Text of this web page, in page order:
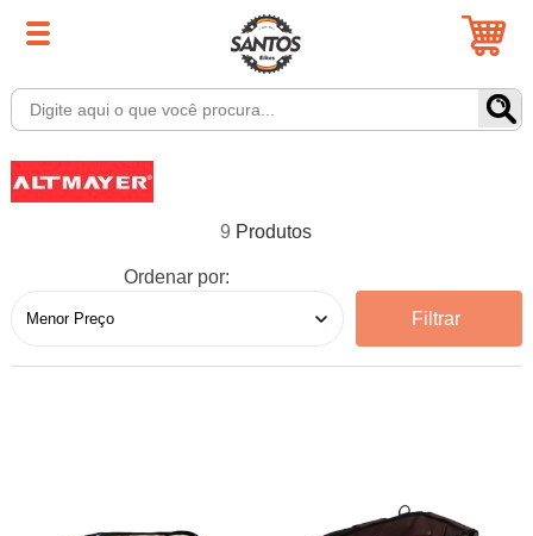
9
Ordenar por:
Filtrar